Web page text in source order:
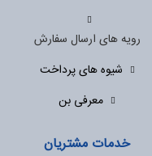
رویه های ارسال سفارش
شیوه های پرداخت
معرفی بن
خدمات مشتریان